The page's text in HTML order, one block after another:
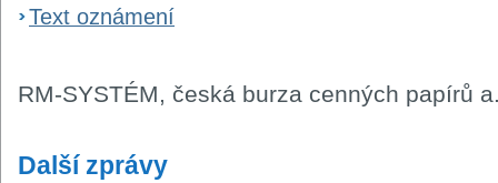
Text oznámení
RM-SYSTÉM, česká burza cenných papírů
Další zprávy